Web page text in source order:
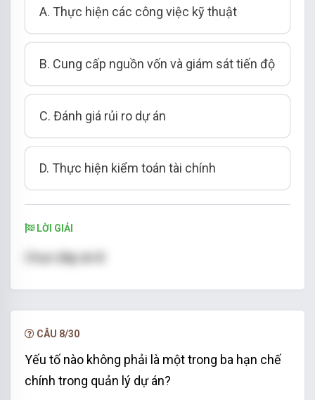
A. Thực hiện các công việc kỹ thuật
B. Cung cấp nguồn vốn và giám sát tiến độ
C. Đánh giá rủi ro dự án
D. Thực hiện kiểm toán tài chính
LỜI GIẢI
Chọn đáp án B
CÂU 8/30
Yếu tố nào không phải là một trong ba hạn chế
chính trong quản lý dự án?